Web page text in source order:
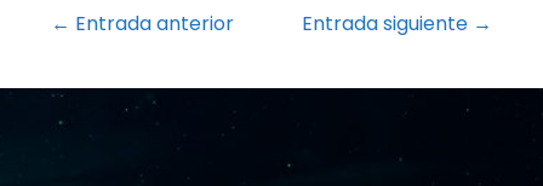
Navegación
entradas
← Entrada anterior Entrada siguiente →